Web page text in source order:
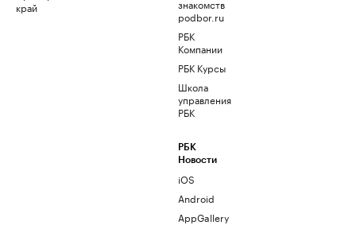
край
знакомств
podbor.ru
РБК
Компании
РБК Курсы
Школа
управления
РБК
РБК
Новости
iOS
Android
AppGallery